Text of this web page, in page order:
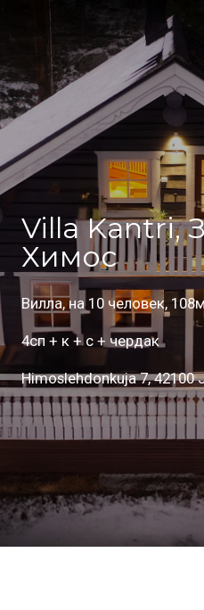
Villa Kantri,
Химос
Вилла, на 10 человек,
4сп + к + с + чердак
Himoslehdonkuja 7, 42100